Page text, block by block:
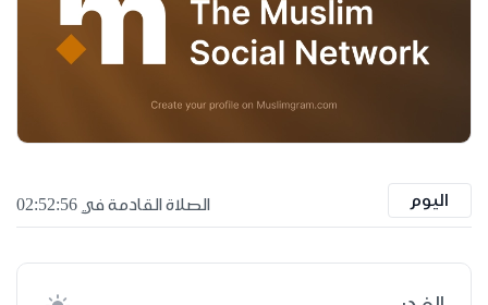
اليوم الصلاة القادمة في 02:52:55